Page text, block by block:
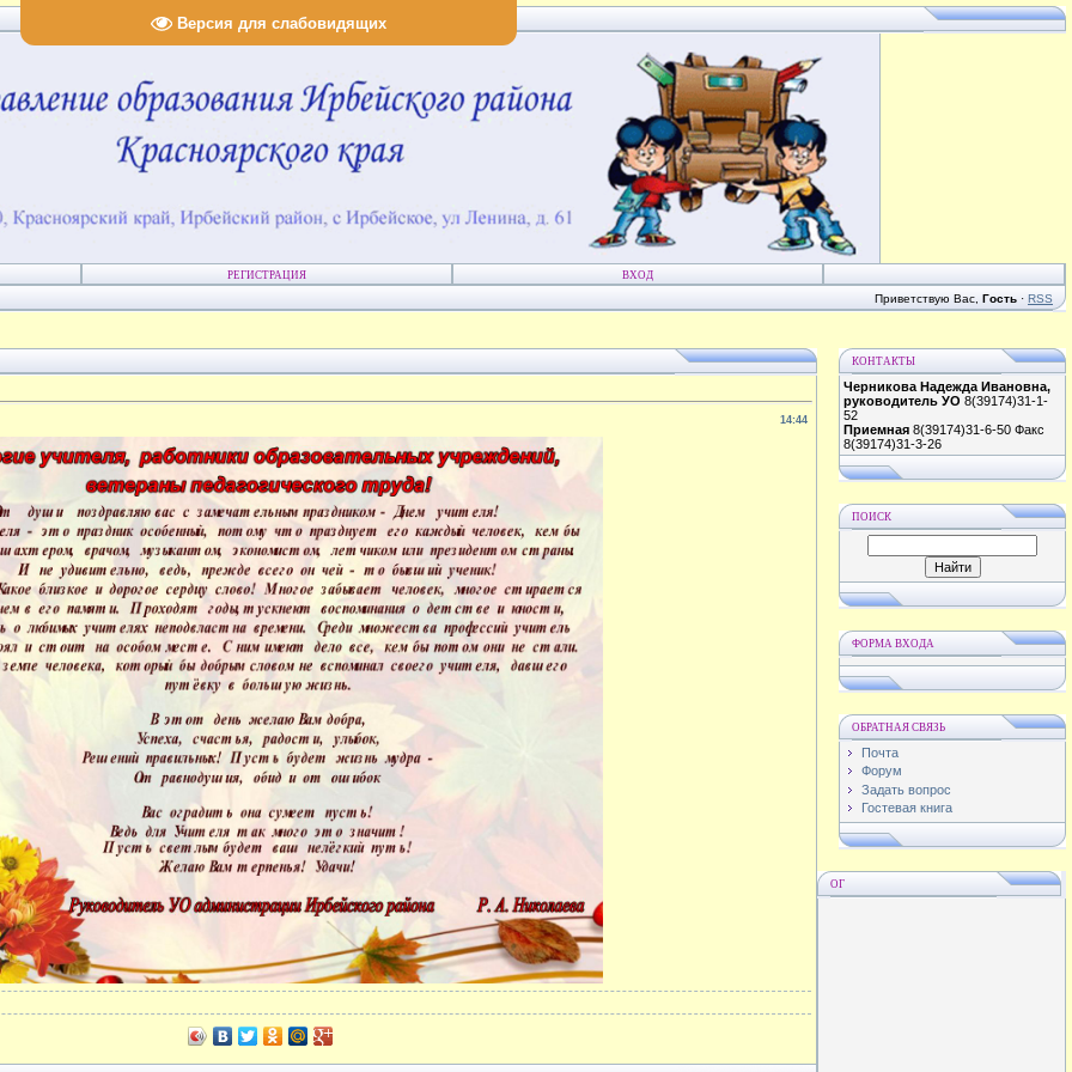
Версия для слабовидящих
РЕГИСТРАЦИЯ ВХОД
Приветствую Вас Гость · RSS
14:44
КОНТАКТЫ
Черникова Надежда Ивановна,
руководитель УО 8(39174)31-1-
52
Приемная 8(39174)31-6-50 Факс
8(39174)31-3-26
ПОИСК
ФОРМА ВХОДА
ОБРАТНАЯ СВЯЗЬ
Почта
Форум
Задать вопрос
Гостевая книга
ОГ